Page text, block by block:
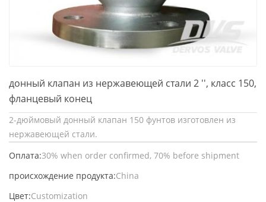
донный клапан из нержавеющей стали 2 '', класс 150,
фланцевый конец
2-дюймовый донный клапан 150 фунтов изготовлен из
нержавеющей стали.
Оплата:30% when order confirmed, 70% before shipment
происхождение продукта:China
Цвет:Customization